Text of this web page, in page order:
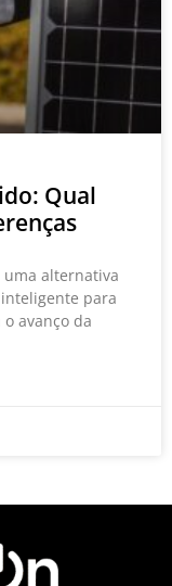
Qual
uma alternativa
para
avanço da